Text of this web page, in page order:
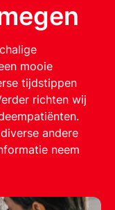
mooie
tijdstippen
richten wij
andere
neem